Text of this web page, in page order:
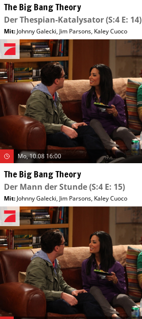
The Big Bang Theory
Der Thespian-Katalysator(S:4 E: 14)
Mit: Johnny Galecki, Jim Parsons, Kaley Cuoco
Mo, 10.08 16:00
The Big Bang Theory
Der Mann der Stunde(S:4 E: 15)
Mit: Johnny Galecki, Jim Parsons, Kaley Cuoco